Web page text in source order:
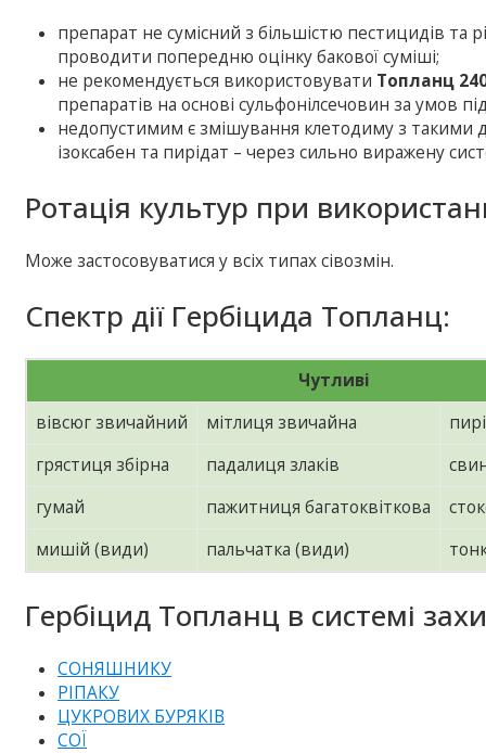
препарат не сумісний з більшістю пестицидів
проводити попередню оцінку бакової суміші;
не рекомендується використовувати Топланц
препаратів на основі сульфонілсечовин за умов
недопустимим є змішування клетодиму з такими
ізоксабен та пирідат – через сильно виражену
Ротація культур при
Може застосовуватися у всіх типах сівозмін.
Спектр дії Гербіцида Топланц:
Чутливі
вівсюг звичайний
мітлиця звичайна
грястиця збірна
падалиця злаків
гумай
пажитниця багатоквіткова
мишій (види)
пальчатка (види)
Гербіцид Топланц в системі
СОНЯШНИКУ
РІПАКУ
ЦУКРОВИХ БУРЯКІВ
СОЇ